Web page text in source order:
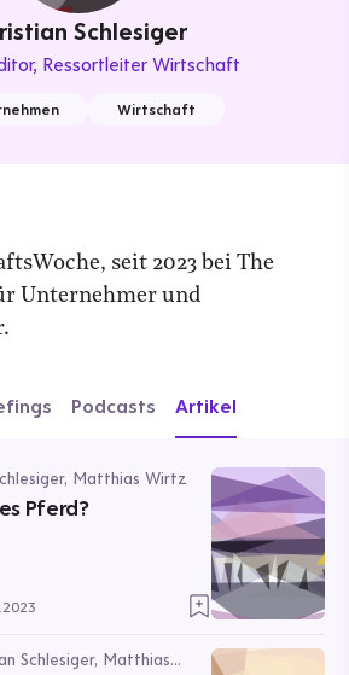
Schlesiger
Ressortleiter Wirtschaft
Wirtschaft
seit 2023 bei The
Unternehmer und
Podcasts Artikel
Matthias Wirtz
Pferd?
Schlesiger, Matthias